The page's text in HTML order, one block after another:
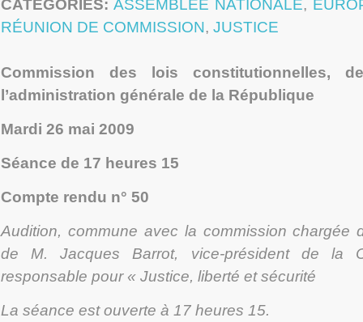
CATÉGORIES: ASSEMBLÉE NATIONALE,
RÉUNION DE COMMISSION, JUSTICE
Commission des lois constitutionnelles,
l’administration générale de la République
Mardi 26 mai 2009
Séance de 17 heures 15
Compte rendu n° 50
Audition, commune avec la commission chargée
de M. Jacques Barrot, vice-président de la
responsable pour « Justice, liberté et sécurité
La séance est ouverte à 17 heures 15.